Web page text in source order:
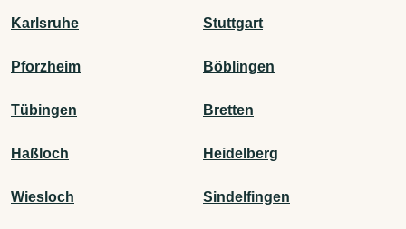
Karlsruhe Stuttgart
Pforzheim Böblingen
Tübingen Bretten
Haßloch Heidelberg
Wiesloch Sindelfingen